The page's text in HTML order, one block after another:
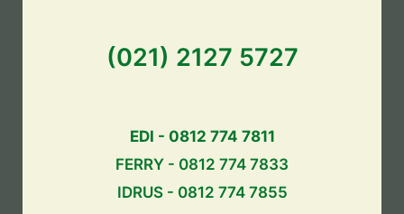
(021) 2127 5727
EDI - 0812 774 7811
FERRY - 0812 774 7833
IDRUS - 0812 774 7855